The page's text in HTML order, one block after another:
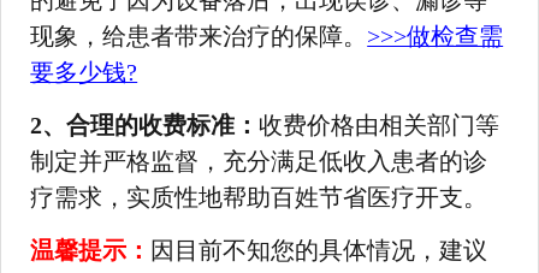
现象，给患者带来治疗的保障。 >>>做检查需
要多少钱?
2、合理的收费标准：收费价格由相关部门等
制定并严格监督，充分满足低收入患者的诊
疗需求，实质性地帮助百姓节省医疗开支。
温馨提示： 因目前不知您的具体情况，建议